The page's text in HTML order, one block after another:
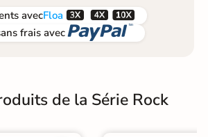
avecFloa  
frais avec 
de la Série Rock